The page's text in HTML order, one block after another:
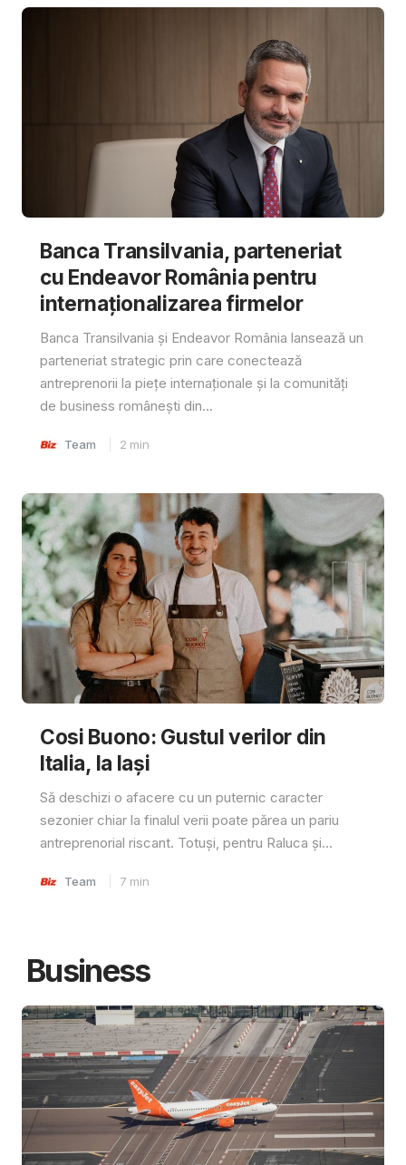
Banca Transilvania, parteneriat
cu Endeavor România pentru
internaționalizarea firmelor
Banca Transilvania și Endeavor România lansează un
parteneriat strategic prin care conectează
antreprenorii la piețe internaționale și la comunități
de business românești din...
Team 2 min
Cosi Buono: Gustul verilor din
Italia, la Iași
Să deschizi o afacere cu un puternic caracter
sezonier chiar la finalul verii poate părea un pariu
antreprenorial riscant. Totuși, pentru Raluca și...
Team 7 min
Business